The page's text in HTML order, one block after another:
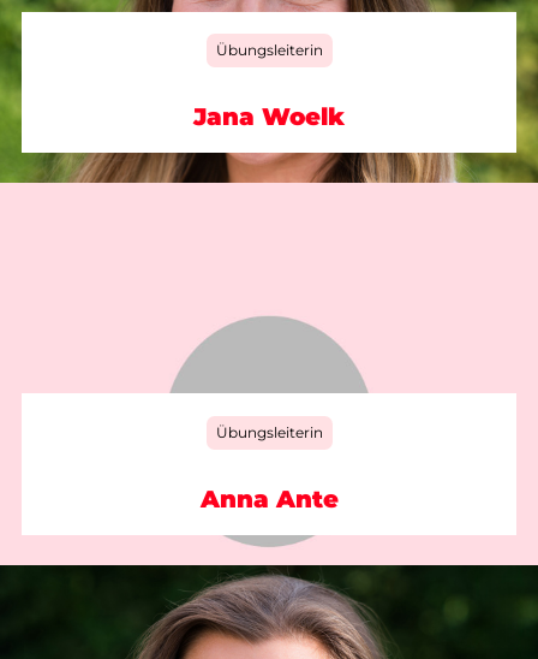
Übungsleiterin
Jana Woelk
Übungsleiterin
Anna Ante